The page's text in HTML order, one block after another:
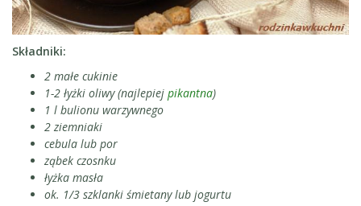
Składniki:
2 małe cukinie
1-2 łyżki oliwy (najlepiej pikantna)
1 l bulionu warzywnego
2 ziemniaki
cebula lub por
ząbek czosnku
łyżka masła
ok. 1/3 szklanki śmietany lub jogurtu